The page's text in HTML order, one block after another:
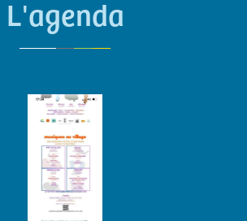
L'agenda